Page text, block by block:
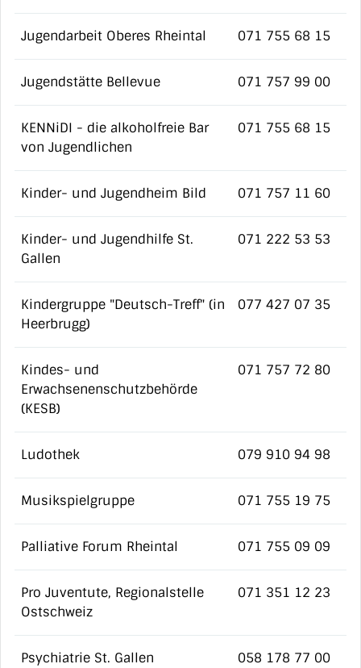
Jugendarbeit Oberes Rheintal 071 755 68 15
Jugendstätte Bellevue 071 757 99 00
KENNiDI - die alkoholfreie Bar
von Jugendlichen
071 755 68 15
Kinder- und Jugendheim Bild 071 757 11 60
Kinder- und Jugendhilfe St.
Gallen
071 222 53 53
Kindergruppe "Deutsch-Treff" (in
Heerbrugg)
077 427 07 35
Kindes- und
Erwachsenenschutzbehörde
(KESB)
071 757 72 80
Ludothek 079 910 94 98
Musikspielgruppe 071 755 19 75
Palliative Forum Rheintal 071 755 09 09
Pro Juventute, Regionalstelle
Ostschweiz
071 351 12 23
Psychiatrie St. Gallen 058 178 77 00